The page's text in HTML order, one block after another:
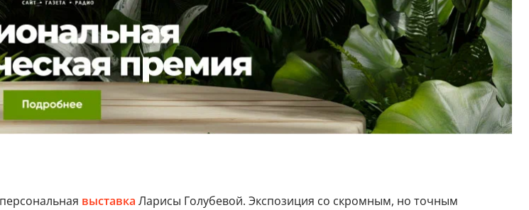
выставка Ларисы Голубевой. Экспозиция со скромным, но точным